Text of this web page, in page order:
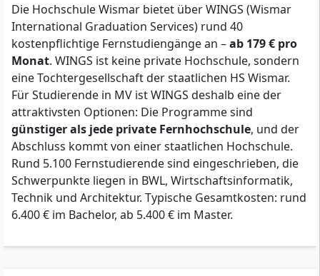
Die Hochschule Wismar bietet über WINGS (Wismar
International Graduation Services) rund 40
kostenpflichtige Fernstudiengänge an –ab 179 € pro
Monat. WINGS ist keine private Hochschule, sondern
eine Tochtergesellschaft der staatlichen HS Wismar.
Für Studierende in MV ist WINGS deshalb eine der
attraktivsten Optionen: Die Programme sind
günstiger als jede private Fernhochschule, und der
Abschluss kommt von einer staatlichen Hochschule.
Rund 5.100 Fernstudierende sind eingeschrieben, die
Schwerpunkte liegen in BWL, Wirtschaftsinformatik,
Technik und Architektur. Typische Gesamtkosten: rund
6.400 € im Bachelor, ab 5.400 € im Master.